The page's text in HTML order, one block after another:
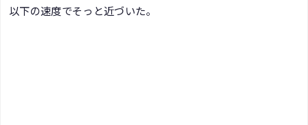
以下の速度でそっと近づいた。